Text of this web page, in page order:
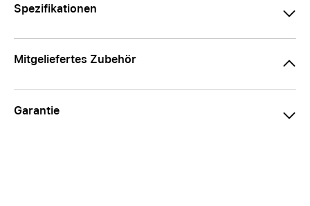
Spezifikationen
Mitgeliefertes Zubehör
Garantie